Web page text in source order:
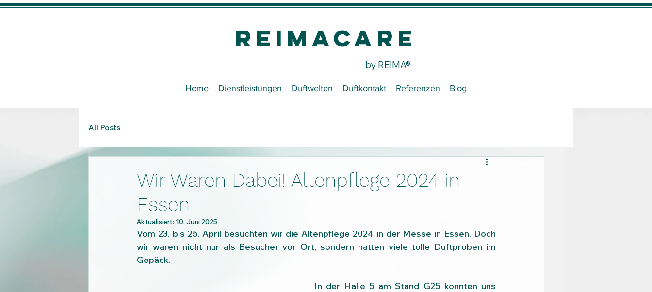
REIMACare
by REIMA®
Home Dienstleistungen Duftwelten Duftkontakt Referenzen Blog
All Posts
Wir Waren Dabei! Altenpflege 2024 in
Essen
Aktualisiert: 10. Juni 2025
Vom 23. bis 25. April besuchten wir die Altenpflege 2024 in der Messe in Essen. Doch
wir waren nicht nur als Besucher vor Ort, sondern hatten viele tolle Duftproben im
Gepäck.
In der Halle 5 am Stand G25 konnten uns